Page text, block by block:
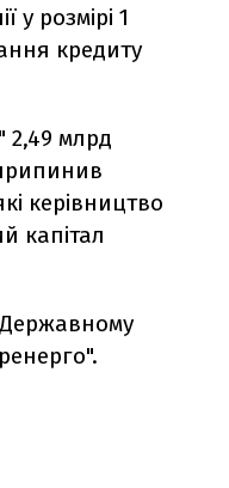
у розмірі 1
кредиту
2,49 млрд
керівництво
капітал